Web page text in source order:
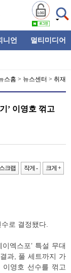
니언 멀티미디어
스홈 > 뉴스센터 > 취재
’ 이영호 꺾고
크랩 작게 - 크게 +
수로 결정됐다.
엑스포’ 특설 무대
과, 풀 세트까지 가
영호 선수를 꺾고